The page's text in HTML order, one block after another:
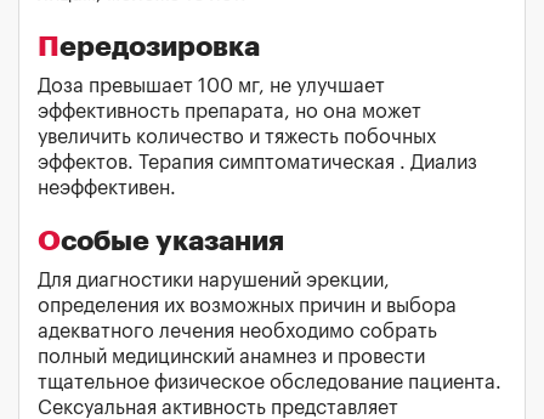
Передозировка
Доза превышает 100 мг, не улучшает
эффективность препарата, но она может
увеличить количество и тяжесть побочных
эффектов. Терапия симптоматическая . Диализ
неэффективен.
Особые указания
Для диагностики нарушений эрекции,
определения их возможных причин и выбора
адекватного лечения необходимо собрать
полный медицинский анамнез и провести
тщательное физическое обследование пациента.
Сексуальная активность представляет